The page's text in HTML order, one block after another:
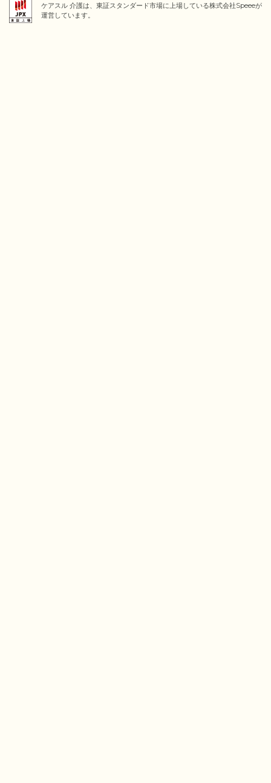
ケアスル 介護は、東証スタンダード市場に上場している株式会社Speeeが
運営しています。